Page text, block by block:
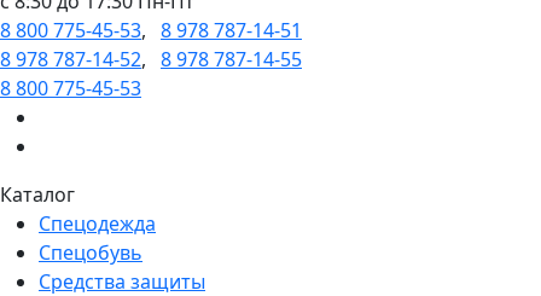
8 800 775-45-53, 8 978 787-14-51
8 978 787-14-52, 8 978 787-14-55
8 800 775-45-53
Каталог
Спецодежда
Спецобувь
Средства защиты